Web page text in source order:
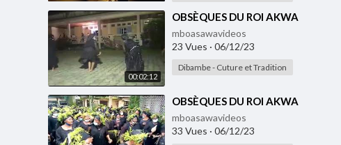
00:02:12
⁣OBSÈQUES DU ROI AKWA
mboasawavideos
23 Vues · 06/12/23
Dibambe - Cuture et Tradition
⁣OBSÈQUES DU ROI AKWA
mboasawavideos
33 Vues · 06/12/23